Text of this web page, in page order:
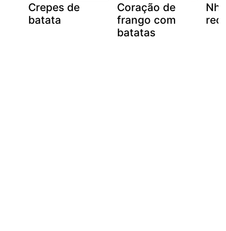
Crepes de
batata
Coração de
frango com
batatas